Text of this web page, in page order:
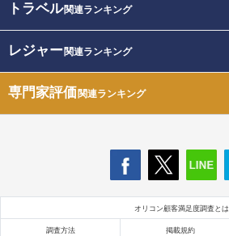
トラベル関連ランキング
レジャー関連ランキング
専門家評価関連ランキング
オリコン顧客満足度調査とは
調査方法 掲載規約